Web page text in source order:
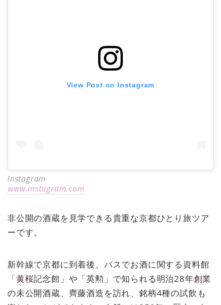
View Post on Instagram
Instagram
www.instagram.com
非公開の酒蔵を見学できる貴重な京都ひとり旅ツア
ーです。
新幹線で京都に到着後、バスでお酒に関する資料館
「黄桜記念館」や「英勲」で知られる明治28年創業
の未公開酒蔵、齊藤酒造を訪れ、銘柄4種の試飲も